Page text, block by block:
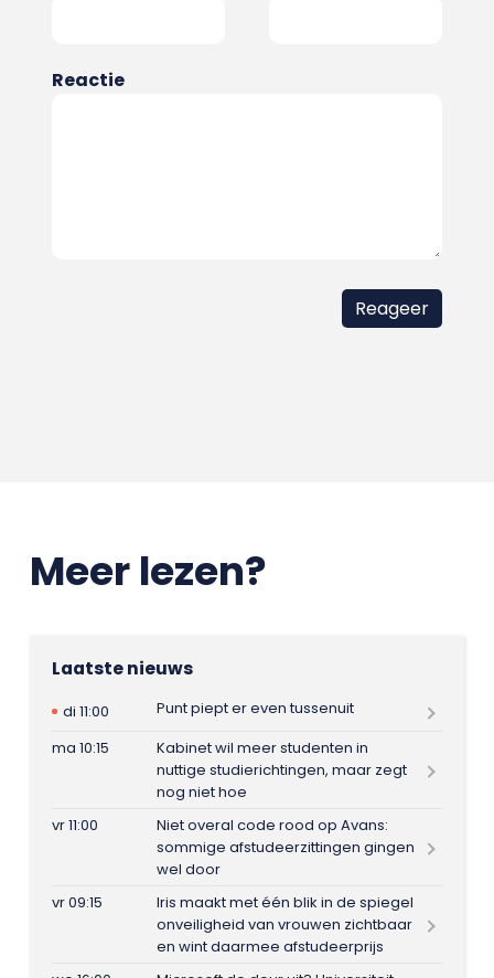
Reactie
Meer lezen?
Laatste nieuws
di 11:00
Punt piept er even tussenuit
ma 10:15
Kabinet wil meer studenten in
nuttige studierichtingen, maar zegt
nog niet hoe
vr 11:00
Niet overal code rood op Avans:
sommige afstudeerzittingen gingen
wel door
vr 09:15
Iris maakt met één blik in de spiegel
onveiligheid van vrouwen zichtbaar
en wint daarmee afstudeerprijs